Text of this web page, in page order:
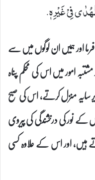
فِیْ غَیْرِهٖ.
اور ہمیں ان لوگوں میں سے
امور میں اس کی محکم پناہ
سایہ منزل کرتے، اس کی صبح
نور کی درخشندگی کی پیروی
اور اس کے علاوہ کسی